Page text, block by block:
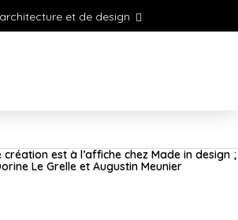
et de design
est à l’affiche chez Made in design ;
Le Grelle et Augustin Meunier